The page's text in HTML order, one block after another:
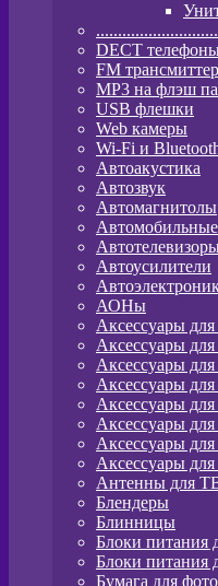
DECT
FM
MP3 на флэш
USB флешки
Web камеры
Wi-Fi и
Автоакустика
Автозвук
Автомагнитолы
Автоусилители
АОНы
Аксессуары для
Аксессуары
Аксессуары
Аксессуары для
Аксессуары
Аксессуары
Аксессуары
Аксессуары
Антенны для
Блендеры
Блинницы
Блоки питания
Блоки питания
Бумага для